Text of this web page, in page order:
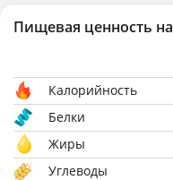
Пищевая ценность на
Калорийность
Белки
Жиры
Углеводы